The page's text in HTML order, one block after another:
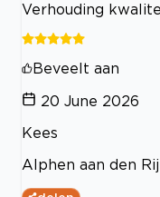
Verhouding
Beveelt aan
20 June 2026
Kees
Alphen aan den